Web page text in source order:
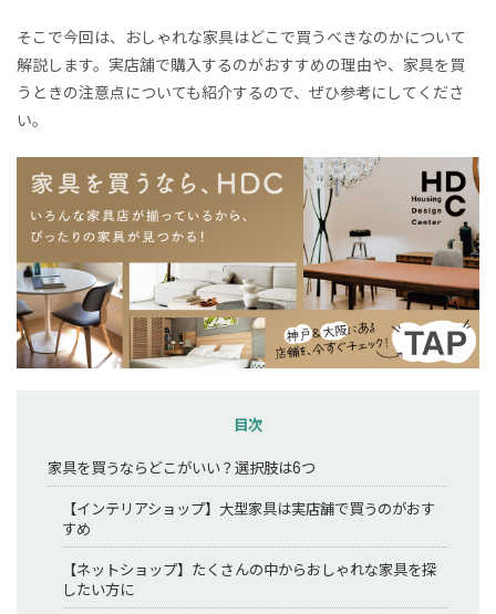
そこで今回は、おしゃれな家具はどこで買うべきなのかについて
解説します。実店舗で購入するのがおすすめの理由や、家具を買
うときの注意点についても紹介するので、ぜひ参考にしてくださ
い。
目次
家具を買うならどこがいい？選択肢は6つ
【インテリアショップ】大型家具は実店舗で買うのがおす
すめ
【ネットショップ】たくさんの中からおしゃれな家具を探
したい方に